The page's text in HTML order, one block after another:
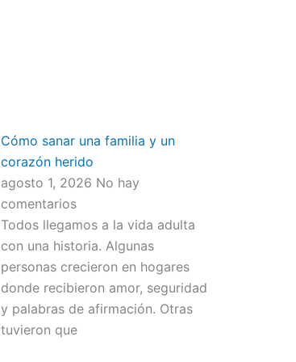
Cómo sanar una familia y un
corazón herido
agosto 1, 2026 No hay
comentarios
Todos llegamos a la vida adulta
con una historia. Algunas
personas crecieron en hogares
donde recibieron amor, seguridad
y palabras de afirmación. Otras
tuvieron que